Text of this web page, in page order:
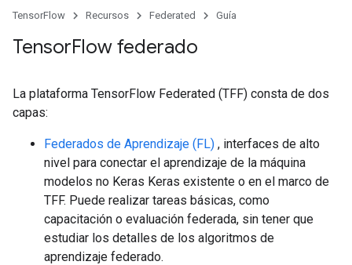
TensorFlow Recursos Federated Guía
TensorFlow federado
La plataforma TensorFlow Federated (TFF) consta de dos
capas:
Federados de Aprendizaje (FL) , interfaces de alto
nivel para conectar el aprendizaje de la máquina
modelos no Keras Keras existente o en el marco de
TFF. Puede realizar tareas básicas, como
capacitación o evaluación federada, sin tener que
estudiar los detalles de los algoritmos de
aprendizaje federado.